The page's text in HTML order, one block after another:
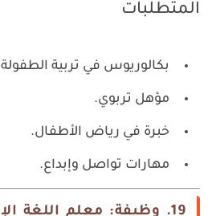
المتطلبات
بكالوريوس في تربية الطفولة
مؤهل تربوي.
خبرة في رياض الأطفال.
مهارات تواصل وإبداع.
19. وظيفة: معلم اللغة